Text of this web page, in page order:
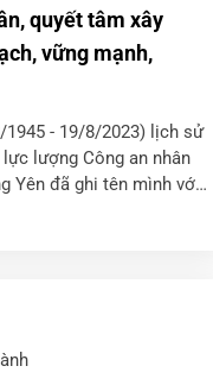
quyết tâm xây
vững mạnh,
- 19/8/2023) lịch sử
lượng Công an nhân
Yên đã ghi tên mình với